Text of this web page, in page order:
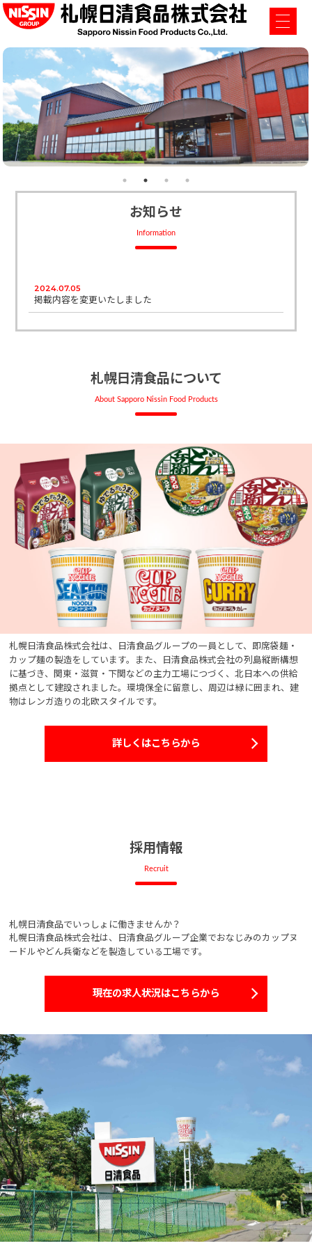
お知らせ
Information
2024.07.05
掲載内容を変更いたしました
札幌日清食品について
About Sapporo Nissin Food Products
札幌日清食品株式会社は、日清食品グループの一員として、即席袋麺・
カップ麺の製造をしています。また、日清食品株式会社の列島縦断構想
に基づき、関東・滋賀・下関などの主力工場につづく、北日本への供給
拠点として建設されました。環境保全に留意し、周辺は緑に囲まれ、建
物はレンガ造りの北欧スタイルです。
詳しくはこちらから
採用情報
Recruit
札幌日清食品でいっしょに働きませんか？
札幌日清食品株式会社は、日清食品グループ企業でおなじみのカップヌ
ードルやどん兵衛などを製造している工場です。
現在の求人状況はこちらから